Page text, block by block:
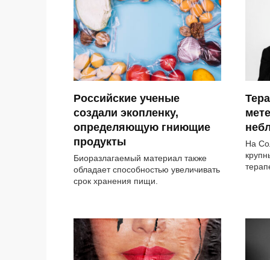
Российские ученые
создали экопленку,
определяющую гниющие
продукты
Биоразлагаемый материал также
обладает способностью увеличивать
срок хранения пищи.
На